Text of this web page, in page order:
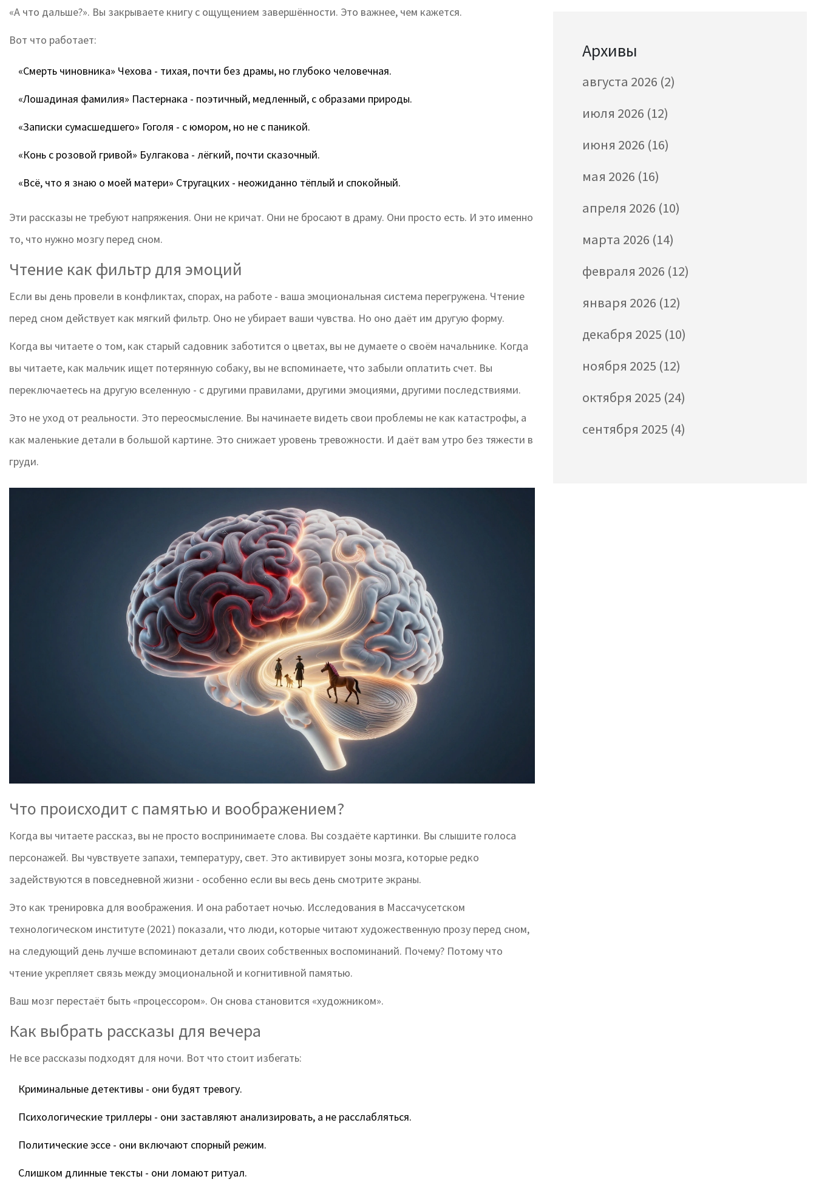
«А что дальше?». Вы закрываете книгу с ощущением завершённости. Это важнее, чем кажется.
Вот что работает:
«Смерть чиновника» Чехова - тихая, почти без драмы, но глубоко человечная.
«Лошадиная фамилия» Пастернака - поэтичный, медленный, с образами природы.
«Записки сумасшедшего» Гоголя - с юмором, но не с паникой.
«Конь с розовой гривой» Булгакова - лёгкий, почти сказочный.
«Всё, что я знаю о моей матери» Стругацких - неожиданно тёплый и спокойный.
Эти рассказы не требуют напряжения. Они не кричат. Они не бросают в драму. Они просто есть. И это именно
то, что нужно мозгу перед сном.
Чтение как фильтр для эмоций
Если вы день провели в конфликтах, спорах, на работе - ваша эмоциональная система перегружена. Чтение
перед сном действует как мягкий фильтр. Оно не убирает ваши чувства. Но оно даёт им другую форму.
Когда вы читаете о том, как старый садовник заботится о цветах, вы не думаете о своём начальнике. Когда
вы читаете, как мальчик ищет потерянную собаку, вы не вспоминаете, что забыли оплатить счет. Вы
переключаетесь на другую вселенную - с другими правилами, другими эмоциями, другими последствиями.
Это не уход от реальности. Это переосмысление. Вы начинаете видеть свои проблемы не как катастрофы, а
как маленькие детали в большой картине. Это снижает уровень тревожности. И даёт вам утро без тяжести в
груди.
Что происходит с памятью и воображением?
Когда вы читаете рассказ, вы не просто воспринимаете слова. Вы создаёте картинки. Вы слышите голоса
персонажей. Вы чувствуете запахи, температуру, свет. Это активирует зоны мозга, которые редко
задействуются в повседневной жизни - особенно если вы весь день смотрите экраны.
Это как тренировка для воображения. И она работает ночью. Исследования в Массачусетском
технологическом институте (2021) показали, что люди, которые читают художественную прозу перед сном,
на следующий день лучше вспоминают детали своих собственных воспоминаний. Почему? Потому что
чтение укрепляет связь между эмоциональной и когнитивной памятью.
Ваш мозг перестаёт быть «процессором». Он снова становится «художником».
Как выбрать рассказы для вечера
Не все рассказы подходят для ночи. Вот что стоит избегать:
Криминальные детективы - они будят тревогу.
Психологические триллеры - они заставляют анализировать, а не расслабляться.
Политические эссе - они включают спорный режим.
Слишком длинные тексты - они ломают ритуал.
Архивы
августа 2026 (2)
июля 2026 (12)
июня 2026 (16)
мая 2026 (16)
апреля 2026 (10)
марта 2026 (14)
февраля 2026 (12)
января 2026 (12)
декабря 2025 (10)
ноября 2025 (12)
октября 2025 (24)
сентября 2025 (4)